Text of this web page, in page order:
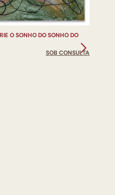
O SONHO DO SONHO DO
SOB CONSULTA